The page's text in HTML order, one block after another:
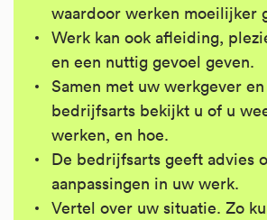
waardoor werken moeilijker
Werk kan ook afleiding,
en een nuttig gevoel geven.
Samen met uw werkgever
bedrijfsarts bekijkt u of u
werken, en hoe.
De bedrijfsarts geeft advies
aanpassingen in uw werk.
Vertel over uw situatie. Zo